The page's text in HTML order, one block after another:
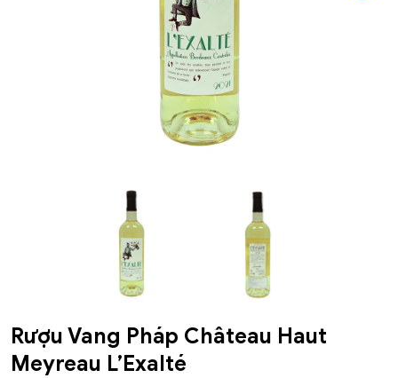
Rượu Vang Pháp Château Haut
Meyreau L’Exalté